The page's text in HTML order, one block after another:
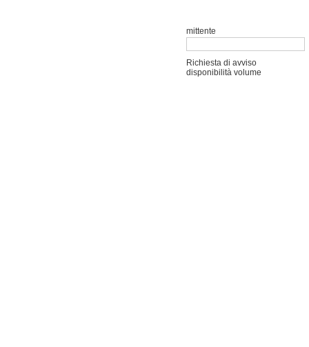
mittente
Richiesta di avviso
disponibilità volume